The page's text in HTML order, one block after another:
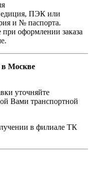
ПЭК или
и № паспорта.
оформлении заказа
в Москве
уточняйте
Вами транспортной
в филиале ТК